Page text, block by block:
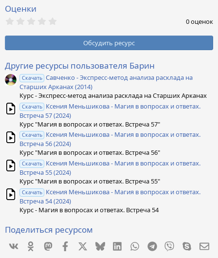
Оценки
0
з
ё
з
д
0 оценок
Обсудить ресурс
Другие ресурсы пользователя Барин
Скачать Савченко - Экспресс-метод анализа расклада на
Старших Арканах (2014)
Курс - Экспресс-метод анализа расклада на Старших Арканах
Скачать Ксения Меньшикова - Магия в вопросах и ответах.
Встреча 57 (2024)
Курс "Магия в вопросах и ответах. Встреча 57"
Скачать Ксения Меньшикова - Магия в вопросах и ответах.
Встреча 56 (2024)
Курс "Магия в вопросах и ответах. Встреча 56"
Скачать Ксения Меньшикова - Магия в вопросах и ответах.
Встреча 55 (2024)
Курс "Магия в вопросах и ответах. Встреча 55"
Скачать Ксения Меньшикова - Магия в вопросах и ответах.
Встреча 54 (2024)
Курс - Магия в вопросах и ответах. Встреча 54
Поделиться ресурсом
VkontakteOdnoklassniki
MastodonFacebook BlueskyLinkedInWhatsApp
Telegram
Viber Skype